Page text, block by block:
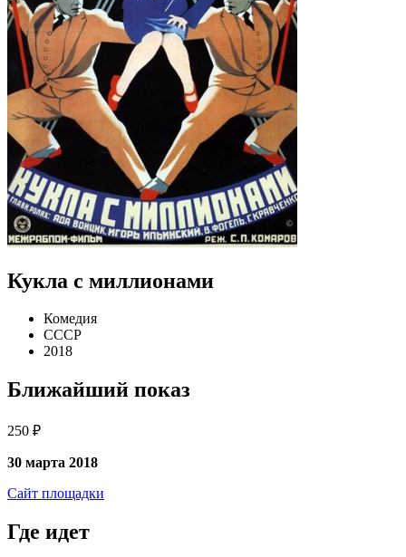
Кукла с миллионами
Комедия
СССР
2018
Ближайший показ
250 ₽
30 марта 2018
Сайт площадки
Где идет